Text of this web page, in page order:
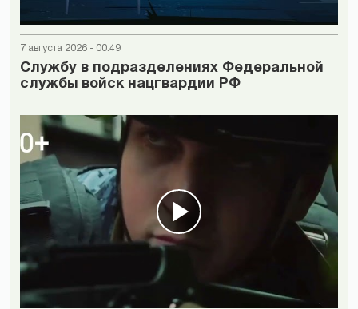
7 августа 2026 - 00:49
Cлужбу в подразделениях Федеральной
службы войск нацгвардии РФ